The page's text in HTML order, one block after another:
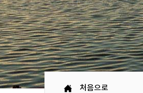
처음으로